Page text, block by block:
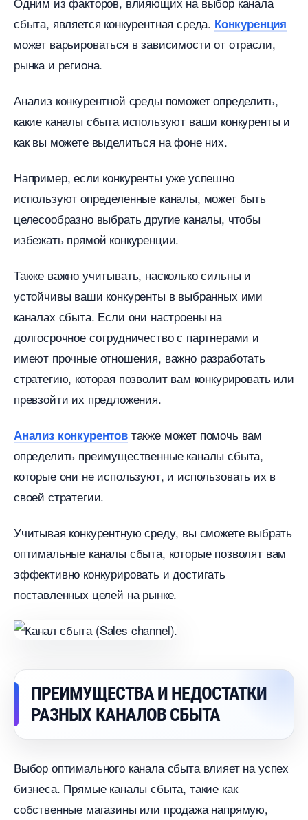
сбыта, является конкурентная среда.​ Конкуренция
может варьироваться в зависимости от отрасли,
рынка и региона.​
Анализ конкурентной среды поможет определить,
какие каналы сбыта используют ваши конкуренты и
как вы можете выделиться на фоне них.​
Например, если конкуренты уже успешно
используют определенные каналы, может быть
целесообразно выбрать другие каналы, чтобы
избежать прямой конкуренции.​
Также важно учитывать, насколько сильны и
устойчивы ваши конкуренты в выбранных ими
каналах сбыта. Если они настроены на
долгосрочное сотрудничество с партнерами и
имеют прочные отношения, важно разработать
стратегию, которая позволит вам конкурировать или
превзойти их предложения.​
Анализ конкурентотакже может помочь вам
определить преимущественные каналы сбыта,
которые они не используют, и использовать их
своей стратегии.​
Учитывая конкурентную среду, вы сможете выбрать
оптимальные каналы сбыта, которые позволят вам
эффективно конкурировать и достигать
поставленных целей на рынке.​
ПРЕИМУЩЕСТВА И НЕДОСТАТКИ
РАЗНЫХ КАНАЛОВ СБЫТА
ыбор оптимального канала сбыта влияет на успех
изнеса. Прямые каналы сбыта, такие как
собственные магазины или продажа напрямую,